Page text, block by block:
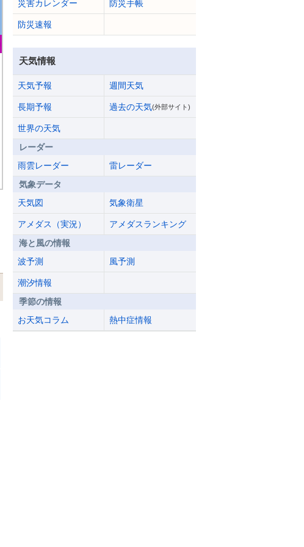
災害カレンダー 防災手帳
防災速報
天気情報
天気予報 週間天気
長期予報 過去の天気(外部サイト)
世界の天気
レーダー
雨雲レーダー
雷レーダー
気象データ
天気図
気象衛星
アメダス（実況）
アメダスランキング
海と風の情報
波予測
風予測
潮汐情報
季節の情報
お天気コラム
熱中症情報